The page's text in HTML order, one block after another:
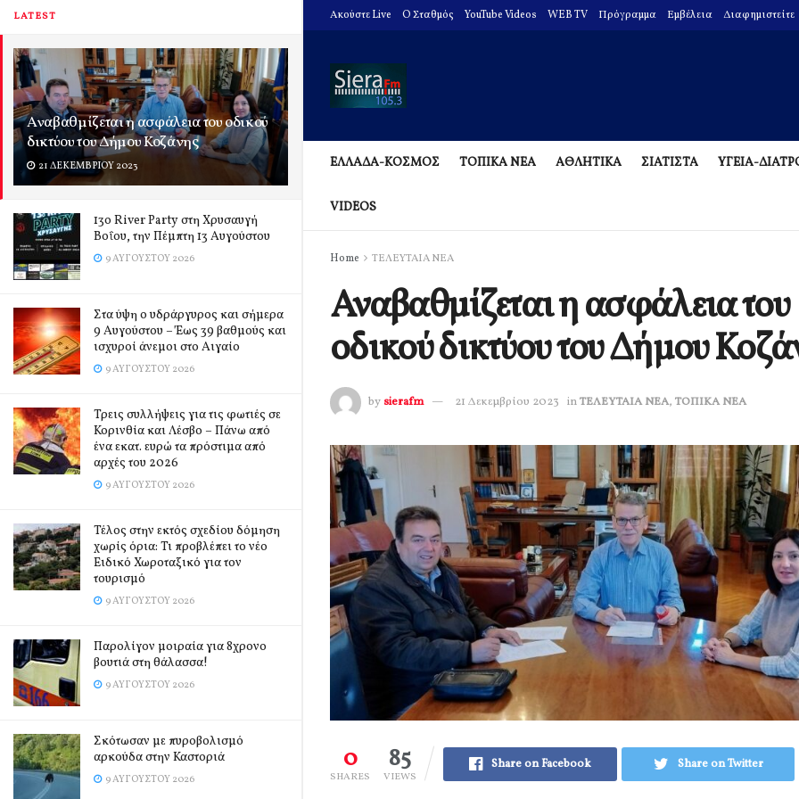
LATEST
Αναβαθμίζεται η ασφάλεια του οδικού
δικτύου του Δήμου Κοζάνης
21 ΔΕΚΕΜΒΡΊΟΥ 2023
13o River Party στη Χρυσαυγή
Βοΐου, την Πέμπτη 13 Αυγούστου
9 ΑΥΓΟΎΣΤΟΥ 2026
Στα ύψη ο υδράργυρος και σήμερα
9 Αυγούστου – Έως 39 βαθμούς και
ισχυροί άνεμοι στο Αιγαίο
9 ΑΥΓΟΎΣΤΟΥ 2026
Τρεις συλλήψεις για τις φωτιές σε
Κορινθία και Λέσβο – Πάνω από
ένα εκατ. ευρώ τα πρόστιμα από
αρχές του 2026
9 ΑΥΓΟΎΣΤΟΥ 2026
Τέλος στην εκτός σχεδίου δόμηση
χωρίς όρια: Τι προβλέπει το νέο
Ειδικό Χωροταξικό για τον
τουρισμό
9 ΑΥΓΟΎΣΤΟΥ 2026
Παρολίγον μοιραία για 8χρονο
βουτιά στη θάλασσα!
9 ΑΥΓΟΎΣΤΟΥ 2026
Σκότωσαν με πυροβολισμό
αρκούδα στην Καστοριά
9 ΑΥΓΟΎΣΤΟΥ 2026
Ακούστε Live O Σταθμός YouTube Videos WEB TV Πρόγραμμα Εμβέλεια Διαφημιστείτε
ΕΛΛΑΔΑ-ΚΟΣΜΟΣ ΤΟΠΙΚΑ ΝΕΑ ΑΘΛΗΤΙΚΑ ΣΙΑΤΙΣΤΑ ΥΓΕΙΑ-
VIDEOS
Home ΤΕΛΕΥΤΑΙΑ ΝΕΑ
Αναβαθμίζεται η ασφάλεια του
οδικού δικτύου του Δήμου
by sierafm 21 Δεκεμβρίου 2023 inΤΕΛΕΥΤΑΙΑ ΝΕΑ, ΤΟΠΙΚΑ ΝΕΑ
0
SHARES
85
VIEWS
Share on Facebook Share on Twitter